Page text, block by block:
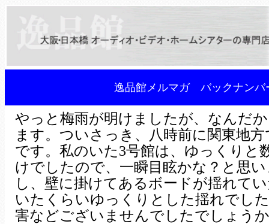
逸品館メルマガ バックナン
やっと梅雨が明けましたが、なんだ
ます。ついさっき、八時前に関東地
です。私のいた3号館は、ゆっくりと
けでしたので、一瞬目眩かな？と思
し、壁に掛けてあるボードが揺れて
いたくらいゆっくりとした揺れでし
害などございませんでしたでしょう